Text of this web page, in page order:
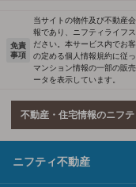
免責
事項
当サイトの物件及び不動産
報であり、ニフティライフ
ださい。本サービス内でお
の定める個人情報規約に従っ
マンション情報の一部の販
ータを表示しています。
不動産・住宅情報のニフ
ニフティ不動産